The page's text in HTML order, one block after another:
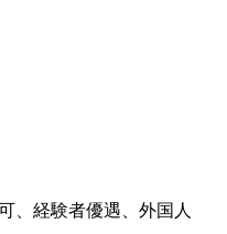
、経験者優遇、外国人